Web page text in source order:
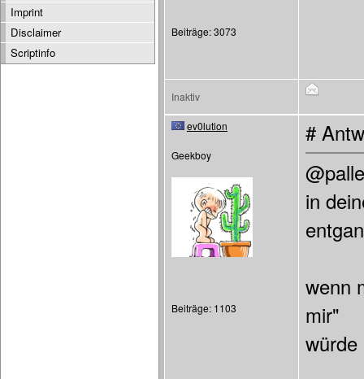
Beiträge: 3073
Inaktiv
ev0lution
Geekboy
Beiträge: 1103
#
@palle
in
wenn
mir"
würde
Imprint
Disclaimer
Scriptinfo